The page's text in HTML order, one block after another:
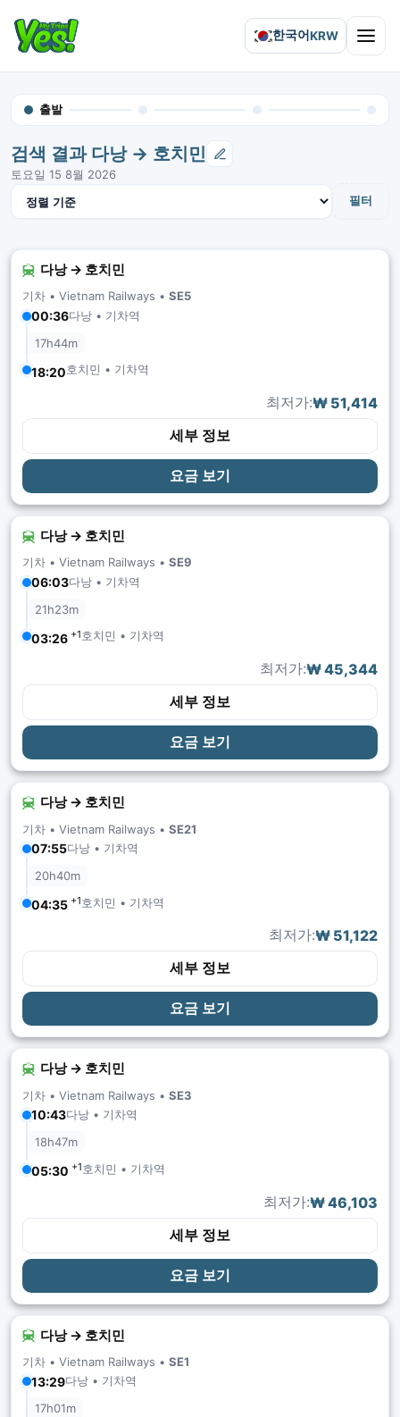
한국어KRW Open
출발
검색 결과 다낭 → 호치민
토요일 15 8월 2026
필터
결과 정렬
다낭 → 호치민
기차 • Vietnam Railways • SE5
00:36다낭 • 기차역
17h44m
18:20호치민 • 기차역
최저가:₩ 51,414
세부 정보
요금 보기
다낭 → 호치민
기차 • Vietnam Railways • SE9
06:03다낭 • 기차역
21h23m
03:26 +1호치민 • 기차역
최저가:₩ 45,344
세부 정보
요금 보기
다낭 → 호치민
기차 • Vietnam Railways • SE21
07:55다낭 • 기차역
20h40m
04:35 +1호치민 • 기차역
최저가:₩ 51,122
세부 정보
요금 보기
다낭 → 호치민
기차 • Vietnam Railways • SE3
10:43다낭 • 기차역
18h47m
05:30 +1호치민 • 기차역
최저가:₩ 46,103
세부 정보
요금 보기
다낭 → 호치민
기차 • Vietnam Railways • SE1
13:29다낭 • 기차역
17h01m